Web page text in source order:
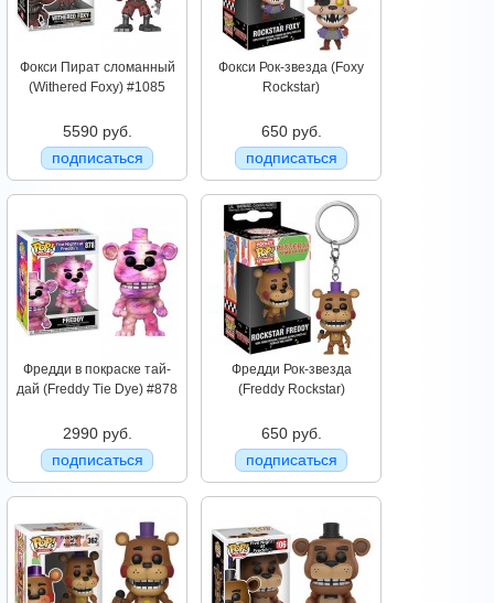
Фокси Пират сломанный
(Withered Foxy) #1085
5590 руб.
подписаться
Фокси Рок-звезда (Foxy
Rockstar)
650 руб.
подписаться
Фредди в покраске тай-
дай (Freddy Tie Dye) #878
2990 руб.
подписаться
Фредди Рок-звезда
(Freddy Rockstar)
650 руб.
подписаться